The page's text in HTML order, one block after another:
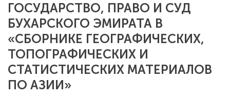
ГОСУДАРСТВО, ПРАВО И СУД
БУХАРСКОГО ЭМИРАТА В
«СБОРНИКЕ ГЕОГРАФИЧЕСКИХ,
ТОПОГРАФИЧЕСКИХ И
СТАТИСТИЧЕСКИХ МАТЕРИАЛОВ
ПО АЗИИ»